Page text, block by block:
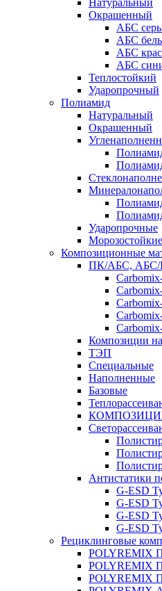
Натуральный
Окрашенный
АБС
АБС
АБС
АБС
Теплостойкий
Ударопрочный
Полиамид
Натуральный
Окрашенный
Ударопрочные
Морозостойкие
Композиционные
ПК/АБС,
Композиции
ТЭП
Специальные
Наполненные
Базовые
Антистатики
G-ESD
G-ESD
G-ESD
G-ESD
Рециклинговые
POLYREMIX
POLYREMIX
POLYREMIX